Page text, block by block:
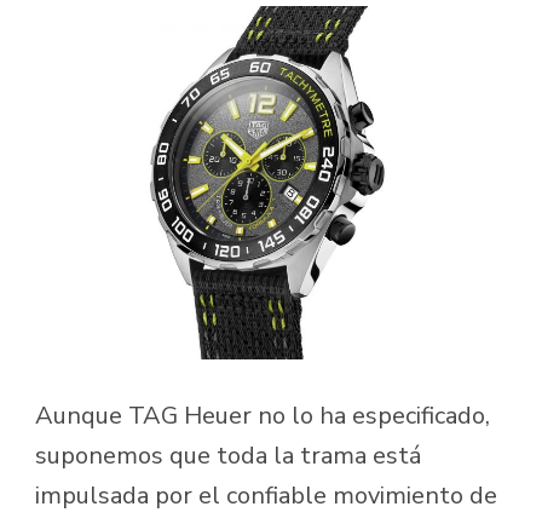
Aunque TAG Heuer no lo ha especificado,
suponemos que toda la trama está
impulsada por el confiable movimiento de